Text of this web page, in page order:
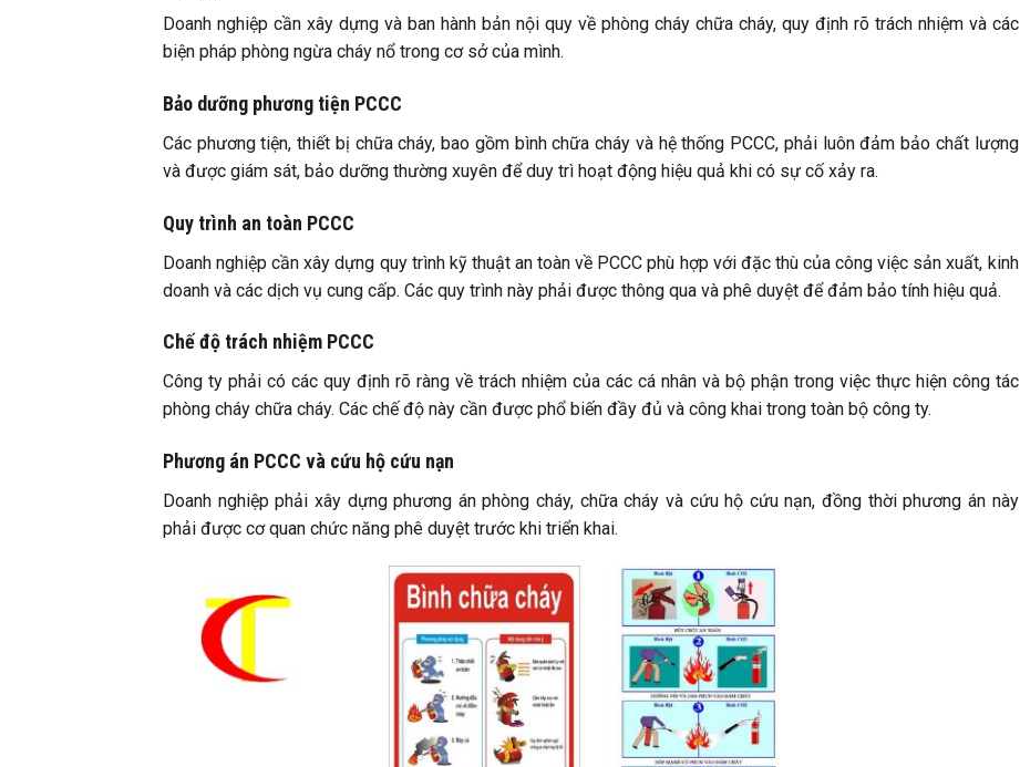
Doanh nghiệp cần xây dựng và ban hành bản nội quy về phòng cháy chữa cháy, quy định rõ trách nhiệm và các
biện pháp phòng ngừa cháy nổ trong cơ sở của mình.
Bảo dưỡng phương tiện PCCC
Các phương tiện, thiết bị chữa cháy, bao gồm bình chữa cháy và hệ thống PCCC, phải luôn đảm bảo chất lượng
và được giám sát, bảo dưỡng thường xuyên để duy trì hoạt động hiệu quả khi có sự cố xảy ra.
Quy trình an toàn PCCC
Doanh nghiệp cần xây dựng quy trình kỹ thuật an toàn về PCCC phù hợp với đặc thù của công việc sản xuất, kinh
doanh và các dịch vụ cung cấp. Các quy trình này phải được thông qua và phê duyệt để đảm bảo tính hiệu quả.
Chế độ trách nhiệm PCCC
Công ty phải có các quy định rõ ràng về trách nhiệm của các cá nhân và bộ phận trong việc thực hiện công tác
phòng cháy chữa cháy. Các chế độ này cần được phổ biến đầy đủ và công khai trong toàn bộ công ty.
Phương án PCCC và cứu hộ cứu nạn
Doanh nghiệp phải xây dựng phương án phòng cháy, chữa cháy và cứu hộ cứu nạn, đồng thời phương án này
phải được cơ quan chức năng phê duyệt trước khi triển khai.